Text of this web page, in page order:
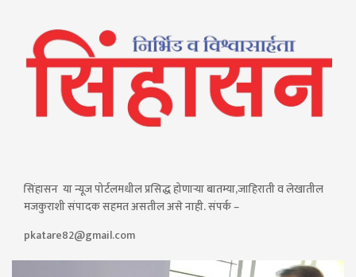
सिंहासन या न्यूज पोर्टलमधील प्रसिद्ध होणाऱ्या बातम्या,जाहिराती व लेखातील
मजकुराशी संपादक सहमत असतील असे नाही. संपर्क –
pkatare82@gmail.com